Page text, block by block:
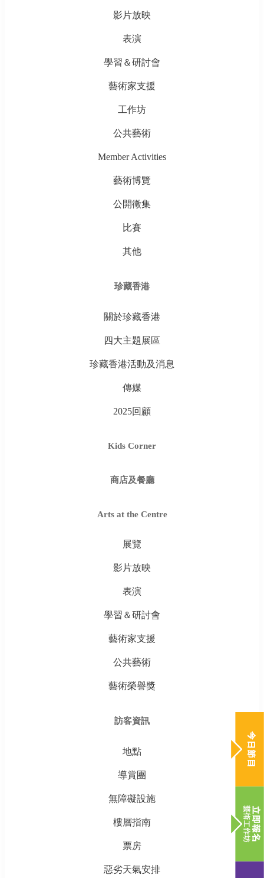
影片放映
表演
學習＆研討會
藝術家支援
工作坊
公共藝術
Member Activities
藝術博覽
公開徵集
比賽
其他
珍藏香港
關於珍藏香港
四大主題展區
珍藏香港活動及消息
傳媒
2025回顧
Kids Corner
商店及餐廳
Arts at the Centre
展覽
影片放映
表演
學習＆研討會
藝術家支援
公共藝術
藝術榮譽獎
訪客資訊
地點
導賞團
無障礙設施
樓層指南
票房
惡劣天氣安排